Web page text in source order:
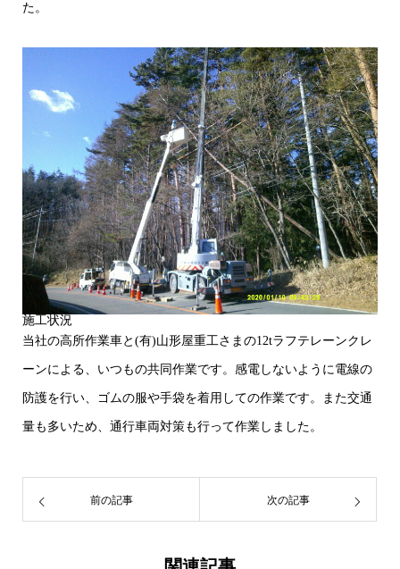
た。
施工状況
当社の高所作業車と(有)山形屋重工さまの12tラフテレーンクレ
ーンによる、いつもの共同作業です。感電しないように電線の
防護を行い、ゴムの服や手袋を着用しての作業です。また交通
量も多いため、通行車両対策も行って作業しました。
前の記事 次の記事